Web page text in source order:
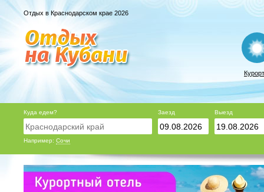
Отдых в Краснодарском крае 2026
Куда едем?
Например: Сочи
Заезд Выезд